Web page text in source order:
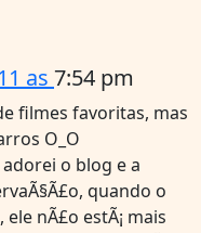
as 7:54 pm
filmes favoritas, mas
O_O
adorei o blog e a
quando o
nÃ£o estÃ¡ mais